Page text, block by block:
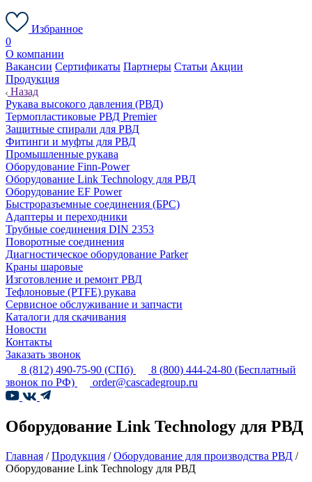
Избранное
0
О компании
Вакансии Сертификаты Партнеры Статьи Акции
Продукция
Назад
Рукава высокого давления (РВД)
Термопластиковые РВД Premier
Защитные спирали для РВД
Фитинги и муфты для РВД
Промышленные рукава
Оборудование Finn-Power
Оборудование Link Technology для РВД
Оборудование EF Power
Быстроразъемные соединения (БРС)
Адаптеры и переходники
Трубные соединения DIN 2353
Поворотные соединения
Диагностическое оборудование Parker
Краны шаровые
Изготовление и ремонт РВД
Тефлоновые (PTFE) рукава
Сервисное обслуживание и запчасти
Каталоги для скачивания
Новости
Контакты
Заказать звонок
8 (812) 490-75-90 (СПб) 8 (800) 444-24-80 (Бесплатный
звонок по РФ)
order@cascadegroup.ru
Оборудование Link Technology для РВД
Главная /Продукция /Оборудование для производства РВД /
Оборудование Link Technology для РВД